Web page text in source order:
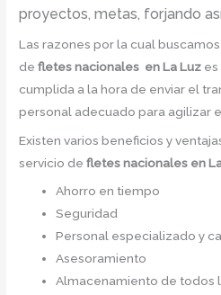
proyectos, metas, forjando
Las razones por la cual
de fletes nacionales en La Luz
cumplida a la hora de enviar el
personal adecuado para agilizar
Existen varios beneficios y
servicio defletes nacionales en
Ahorro en tiempo
Seguridad
Personal especializado y
Asesoramiento
Almacenamiento de todos